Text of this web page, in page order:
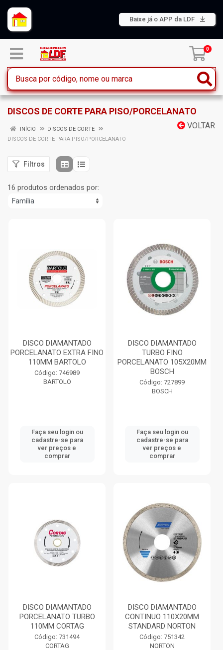
Baixe já o APP da LDF
0
DISCOS DE CORTE PARA PISO/PORCELANATO
VOLTAR
INÍCIO
DISCOS DE CORTE
DISCOS DE CORTE PARA PISO/PORCELANATO
Filtros
16 produtos ordenados por:
DISCO DIAMANTADO
PORCELANATO EXTRA FINO
110MM BARTOLO
Código: 746989
BARTOLO
Faça seu login ou
cadastre-se para
ver preços e
comprar
DISCO DIAMANTADO
TURBO FINO
PORCELANATO 105X20MM
BOSCH
Código: 727899
BOSCH
Faça seu login ou
cadastre-se para
ver preços e
comprar
DISCO DIAMANTADO
PORCELANATO TURBO
110MM CORTAG
Código: 731494
CORTAG
DISCO DIAMANTADO
CONTINUO 110X20MM
STANDARD NORTON
Código: 751342
NORTON